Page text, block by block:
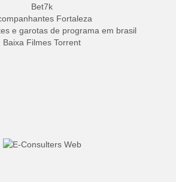
Bet7k
Fortaleza
e garotas de programa em brasil
Baixa Filmes Torrent